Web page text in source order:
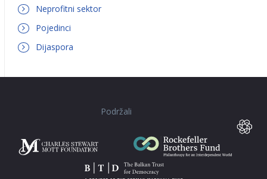
Neprofitni sektor
Pojedinci
Dijaspora
Podržali